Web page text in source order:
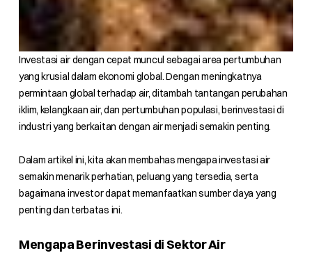
Investasi air dengan cepat muncul sebagai area pertumbuhan
yang krusial dalam ekonomi global. Dengan meningkatnya
permintaan global terhadap air, ditambah tantangan perubahan
iklim, kelangkaan air, dan pertumbuhan populasi, berinvestasi di
industri yang berkaitan dengan air menjadi semakin penting.
Dalam artikel ini, kita akan membahas mengapa investasi air
semakin menarik perhatian, peluang yang tersedia, serta
bagaimana investor dapat memanfaatkan sumber daya yang
penting dan terbatas ini.
Mengapa Berinvestasi di Sektor Air